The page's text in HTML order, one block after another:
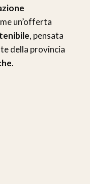
un’offerta
, pensata
della provincia
.